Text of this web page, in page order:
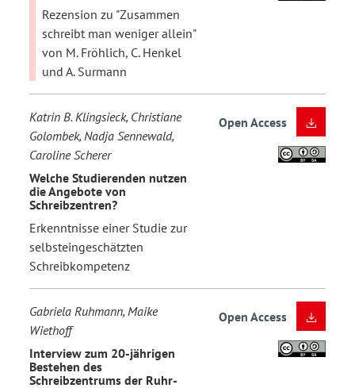
Rezension zu "Zusammen
schreibt man weniger allein"
von M. Fröhlich, C. Henkel
und A. Surmann
Katrin B. Klingsieck, Christiane
Golombek, Nadja Sennewald,
Caroline Scherer
Welche Studierenden nutzen
die Angebote von
Schreibzentren?
Erkenntnisse einer Studie zur
selbsteingeschätzten
Schreibkompetenz
Open Access
Gabriela Ruhmann, Maike
Wiethoff
Interview zum 20-jährigen
Bestehen des
Schreibzentrums der Ruhr-
Open Access